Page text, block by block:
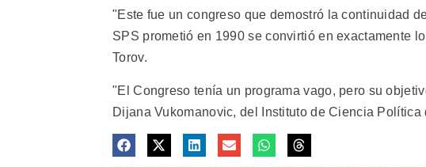
"Este fue un congreso que demostró la continuidad
SPS prometió en 1990 se convirtió en exactamente
Torov.
"El Congreso tenía un programa vago, pero su
Dijana Vukomanovic, del Instituto de Ciencia